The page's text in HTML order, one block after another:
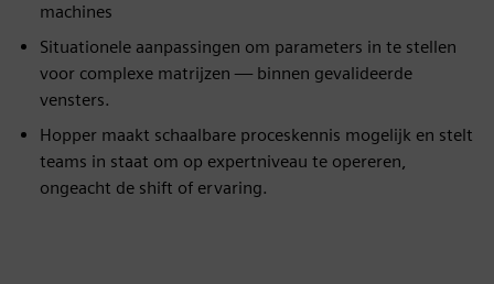
machines
Situationele aanpassingen om parameters in te stellen
voor complexe matrijzen — binnen gevalideerde
vensters.
Hopper maakt schaalbare proceskennis mogelijk en stelt
teams in staat om op expertniveau te opereren,
ongeacht de shift of ervaring.